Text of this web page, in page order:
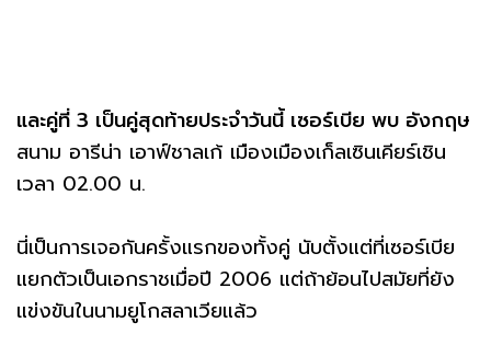
และคู่ที่ 3 เป็นคู่สุดท้ายประจำวันนี้ เซอร์เบีย พบ อังกฤษ
สนาม อารีน่า เอาฟ์ชาลเก้ เมืองเมืองเก็ลเซินเคียร์เชิน
เวลา 02.00 น.
นี่เป็นการเจอกันครั้งแรกของทั้งคู่ นับตั้งแต่ที่เซอร์เบีย
แยกตัวเป็นเอกราชเมื่อปี 2006 แต่ถ้าย้อนไปสมัยที่ยัง
แข่งขันในนามยูโกสลาเวียแล้ว